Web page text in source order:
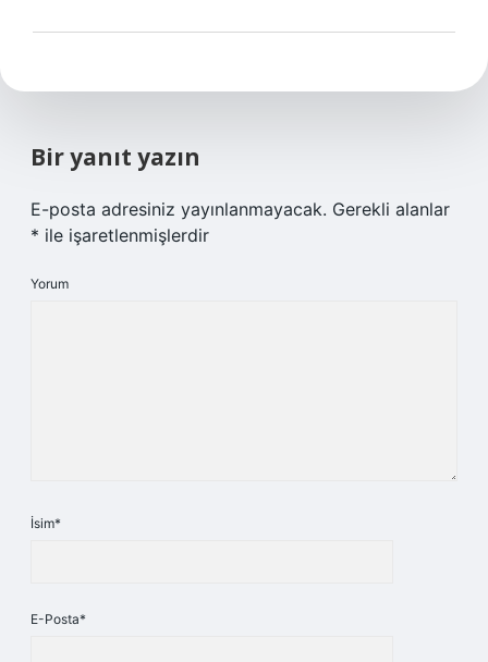
Bir yanıt yazın
E-posta adresiniz yayınlanmayacak. Gerekli alanlar
* ile işaretlenmişlerdir
Yorum
İsim*
E-Posta*